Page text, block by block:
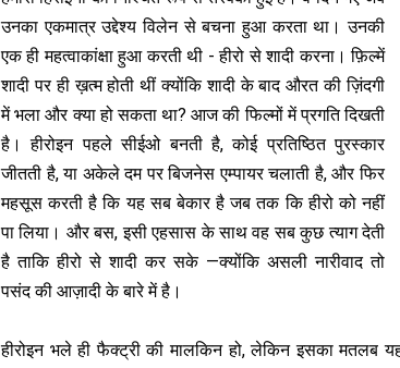
उनका एकमात्र उद्देश्य विलेन से बचना हुआ करता था। उनकी
एक ही महत्वाकांक्षा हुआ करती थी - हीरो से शादी करना। फ़िल्में
शादी पर ही ख़त्म होती थीं क्योंकि शादी के बाद औरत की ज़िंदगी
में भला और क्या हो सकता था? आज की फिल्मों में प्रगति दिखती
है। हीरोइन पहले सीईओ बनती है, कोई प्रतिष्ठित पुरस्कार
जीतती है, या अकेले दम पर बिजनेस एम्पायर चलाती है, और फिर
महसूस करती है कि यह सब बेकार है जब तक कि हीरो को नहीं
पा लिया। और बस, इसी एहसास के साथ वह सब कुछ त्याग देती
है ताकि हीरो से शादी कर सके —क्योंकि असली नारीवाद तो
पसंद की आज़ादी के बारे में है।
हीरोइन भले ही फैक्ट्री की मालकिन हो, लेकिन इसका मतलब